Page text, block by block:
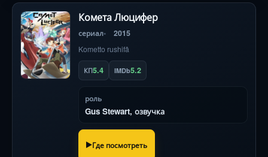
Комета Люцифер
сериал 2015
Kometto rushifâ
КП5.4 IMDb5.2
роль
Gus Stewart, озвучка
Где посмотреть